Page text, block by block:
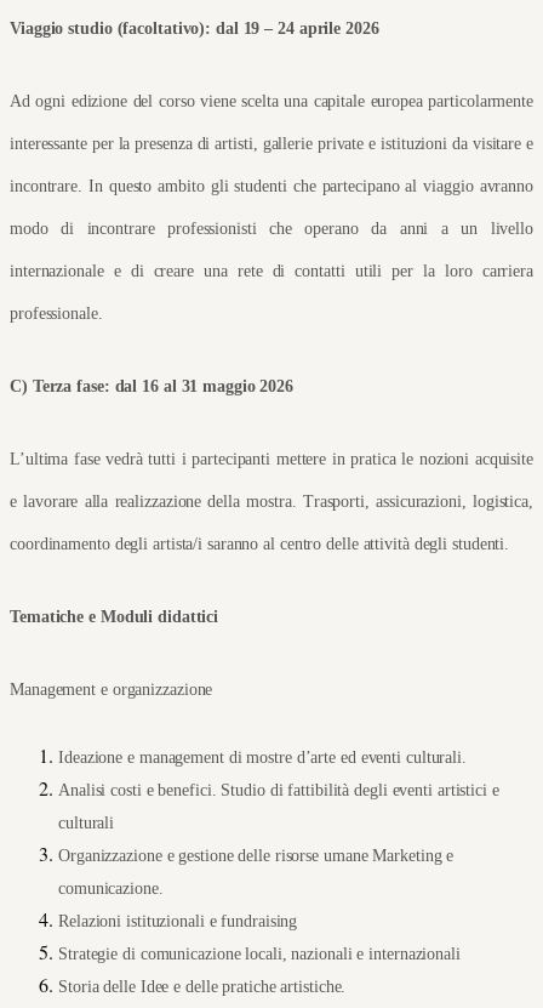
Viaggio studio (facoltativo): dal 19 – 24 aprile 2026
Ad ogni edizione del corso viene scelta una capitale europea particolarmente
interessante per la presenza di artisti, gallerie private e istituzioni da visitare e
incontrare. In questo ambito gli studenti che partecipano al viaggio avranno
modo di incontrare professionisti che operano da anni a un livello
internazionale e di creare una rete di contatti utili per la loro carriera
professionale.
C) Terza fase: dal 16 al 31 maggio 2026
L’ultima fase vedrà tutti i partecipanti mettere in pratica le nozioni acquisite
e lavorare alla realizzazione della mostra. Trasporti, assicurazioni, logistica,
coordinamento degli artista/i saranno al centro delle attività degli studenti.
Tematiche e Moduli didattici
Management e organizzazione
Ideazione e management di mostre d’arte ed eventi culturali.
Analisi costi e benefici. Studio di fattibilità degli eventi artistici e
culturali
Organizzazione e gestione delle risorse umane Marketing e
comunicazione.
Relazioni istituzionali e fundraising
Strategie di comunicazione locali, nazionali e internazionali
Storia delle Idee e delle pratiche artistiche.